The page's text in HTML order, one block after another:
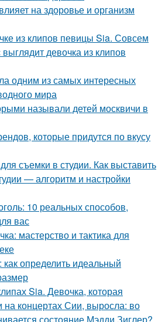
на здоровье и организм
из клипов певицы Sia. Совсем
девочка из клипов
одним из самых интересных
мира
называли детей москвичи в
которые придутся по вкусу
съемки в студии. Как выставить
— алгоритм и настройки
10 реальных способов,
вас
мастерство и тактика для
определить идеальный
Sia. Девочка, которая
на концертах Сии, выросла: во